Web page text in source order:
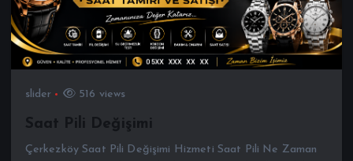
slider 516 views
Değiştirilmeli? Profesyonel Pil Değişimi Neden Önemlidir?
Çerkezköy’de Hızlı Saat Pili Servisi